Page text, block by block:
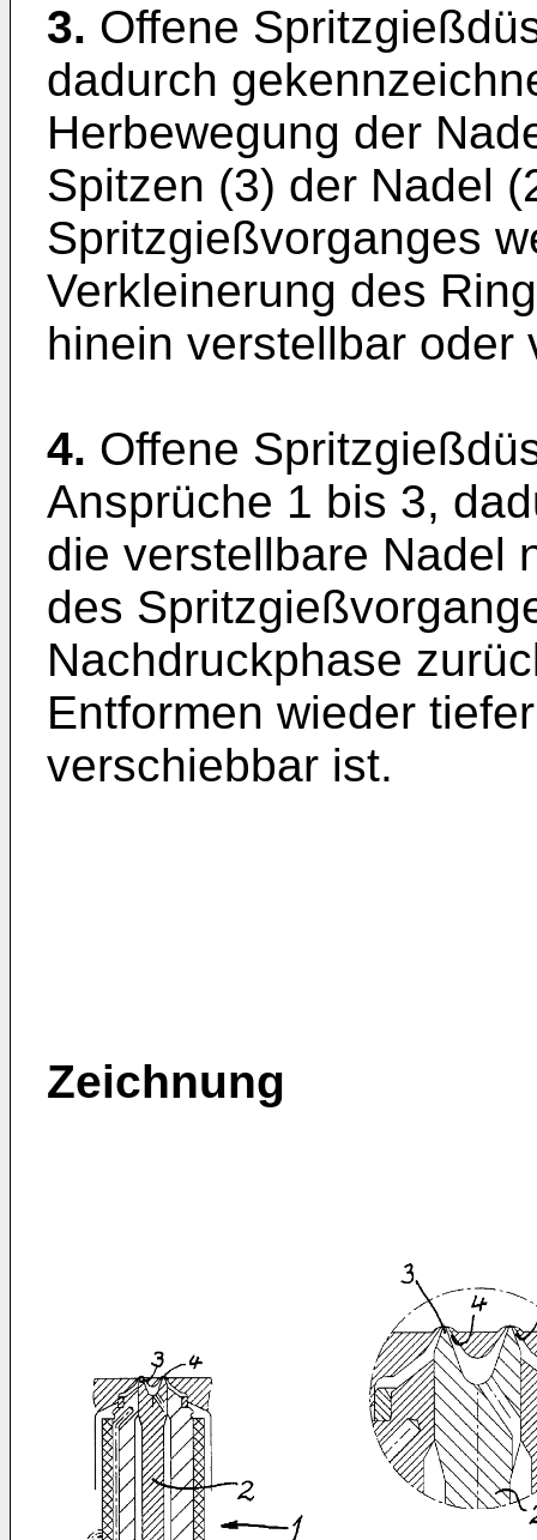
3. Offene
dadurch
Herbewegung der
Spitzen (3) der Nadel
Spritzgießvorganges
Verkleinerung des
hinein verstellbar oder
4. Offene
Ansprüche 1 bis 3,
die verstellbare Nadel
des
Nachdruckphase
Entformen wieder
verschiebbar ist.
Zeichnung